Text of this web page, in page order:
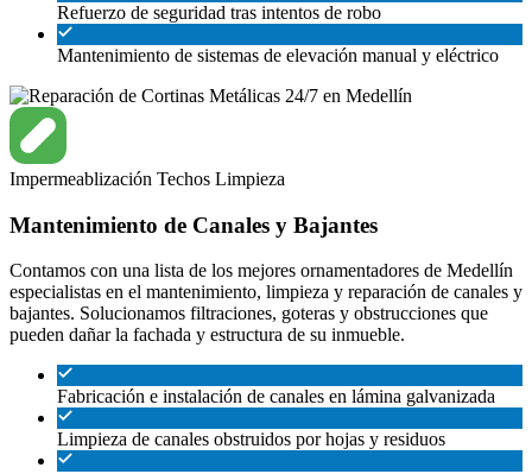
Refuerzo de seguridad tras intentos de robo
Mantenimiento de sistemas de elevación manual y eléctrico
Impermeablización Techos Limpieza
Mantenimiento de Canales y Bajantes
Contamos con una lista de los mejores ornamentadores de Medellín
especialistas en el mantenimiento, limpieza y reparación de canales y
bajantes. Solucionamos filtraciones, goteras y obstrucciones que
pueden dañar la fachada y estructura de su inmueble.
Fabricación e instalación de canales en lámina galvanizada
Limpieza de canales obstruidos por hojas y residuos